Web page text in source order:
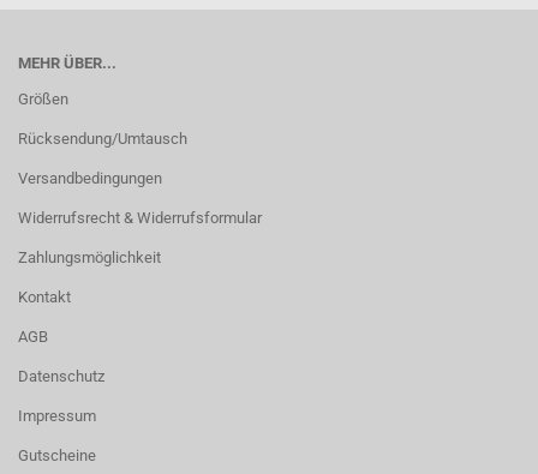
MEHR ÜBER...
Größen
Rücksendung/Umtausch
Versandbedingungen
Widerrufsrecht & Widerrufsformular
Zahlungsmöglichkeit
Kontakt
AGB
Datenschutz
Impressum
Gutscheine